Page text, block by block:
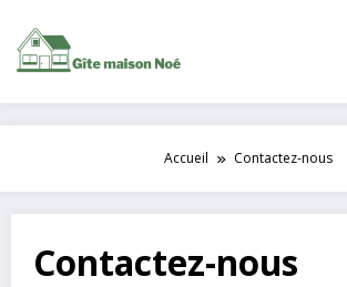
contenu
Accueil Contactez-nous
Contactez-nous